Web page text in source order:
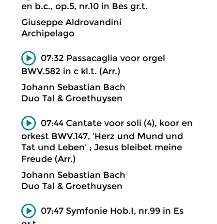
en b.c., op.5, nr.10 in Bes gr.t.
Giuseppe Aldrovandini
Archipelago
07:32 Passacaglia voor orgel
BWV.582 in c kl.t. (Arr.)
Johann Sebastian Bach
Duo Tal & Groethuysen
07:44 Cantate voor soli (4), koor en
orkest BWV.147, 'Herz und Mund und
Tat und Leben' ; Jesus bleibet meine
Freude (Arr.)
Johann Sebastian Bach
Duo Tal & Groethuysen
07:47 Symfonie Hob.I, nr.99 in Es